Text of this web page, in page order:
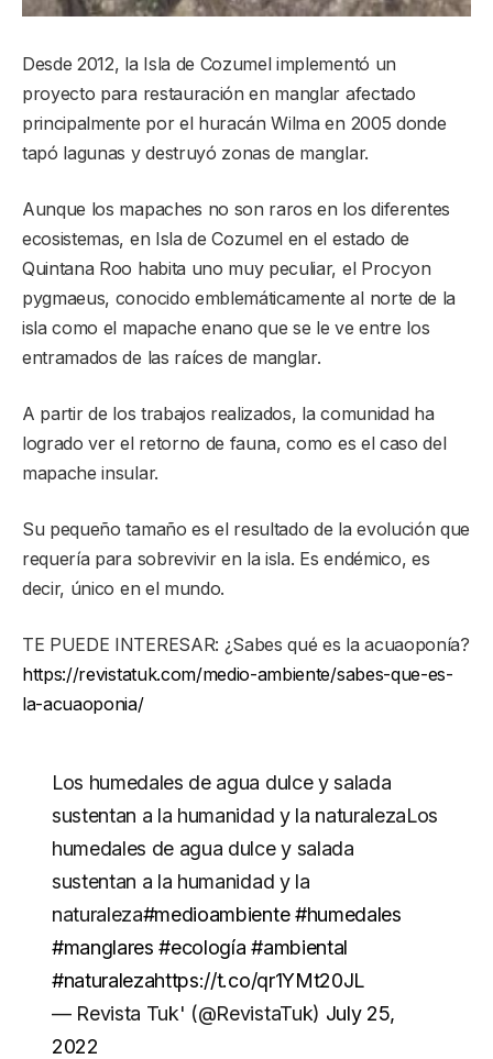
Desde 2012, la Isla de Cozumel implementó un
proyecto para restauración en manglar afectado
principalmente por el huracán Wilma en 2005 donde
tapó lagunas y destruyó zonas de manglar.
Aunque los mapaches no son raros en los diferentes
ecosistemas, en Isla de Cozumel en el estado de
Quintana Roo habita uno muy peculiar, el Procyon
pygmaeus, conocido emblemáticamente al norte de la
isla como el mapache enano que se le ve entre los
entramados de las raíces de manglar.
A partir de los trabajos realizados, la comunidad ha
logrado ver el retorno de fauna, como es el caso del
mapache insular.
Su pequeño tamaño es el resultado de la evolución que
requería para sobrevivir en la isla. Es endémico, es
decir, único en el mundo.
TE PUEDE INTERESAR: ¿Sabes qué es la acuaoponía?
https://revistatuk.com/medio-ambiente/sabes-que-es-
la-acuaoponia/
Los humedales de agua dulce y salada
sustentan a la humanidad y la naturalezaLos
humedales de agua dulce y salada
sustentan a la humanidad y la
naturaleza#medioambiente #humedales
#manglares #ecología #ambiental
#naturalezahttps://t.co/qr1YMt20JL
— Revista Tuk' (@RevistaTuk) July 25,
2022